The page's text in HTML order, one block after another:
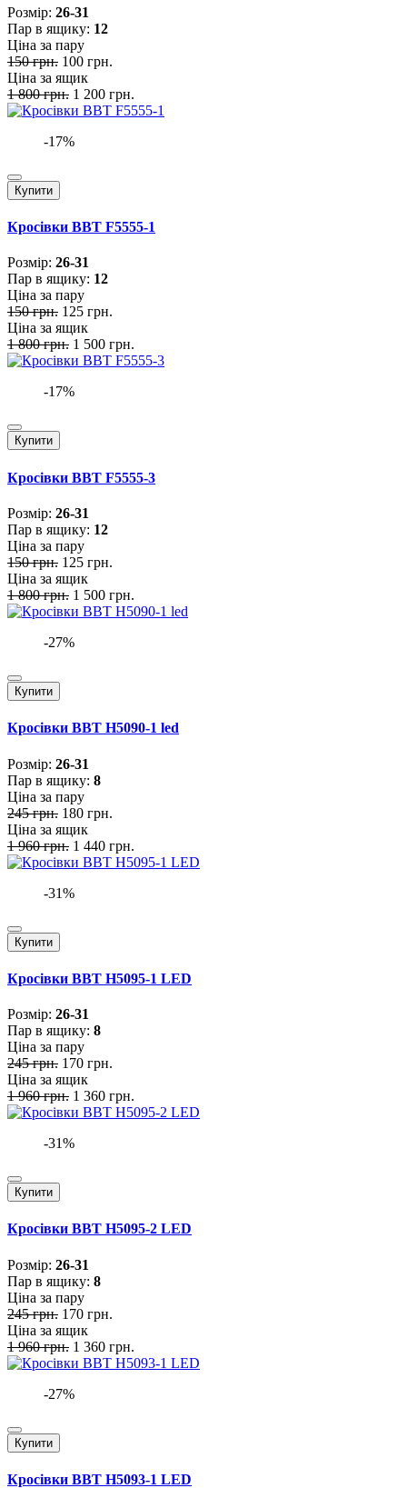
Розмiр: 26-31
Пар в ящику: 12
Ціна за пару
150 грн. 100 грн.
Ціна за ящик
1 800 грн. 1 200 грн.
-17%
Купити
Кросівки BBT F5555-1
Розмiр: 26-31
Пар в ящику: 12
Ціна за пару
150 грн. 125 грн.
Ціна за ящик
1 800 грн. 1 500 грн.
-17%
Купити
Кросівки BBT F5555-3
Розмiр: 26-31
Пар в ящику: 12
Ціна за пару
150 грн. 125 грн.
Ціна за ящик
1 800 грн. 1 500 грн.
-27%
Купити
Кросівки BBT H5090-1 led
Розмiр: 26-31
Пар в ящику: 8
Ціна за пару
245 грн. 180 грн.
Ціна за ящик
1 960 грн. 1 440 грн.
-31%
Купити
Кросівки BBT H5095-1 LED
Розмiр: 26-31
Пар в ящику: 8
Ціна за пару
245 грн. 170 грн.
Ціна за ящик
1 960 грн. 1 360 грн.
-31%
Купити
Кросівки BBT H5095-2 LED
Розмiр: 26-31
Пар в ящику: 8
Ціна за пару
245 грн. 170 грн.
Ціна за ящик
1 960 грн. 1 360 грн.
-27%
Купити
Кросівки BBT H5093-1 LED